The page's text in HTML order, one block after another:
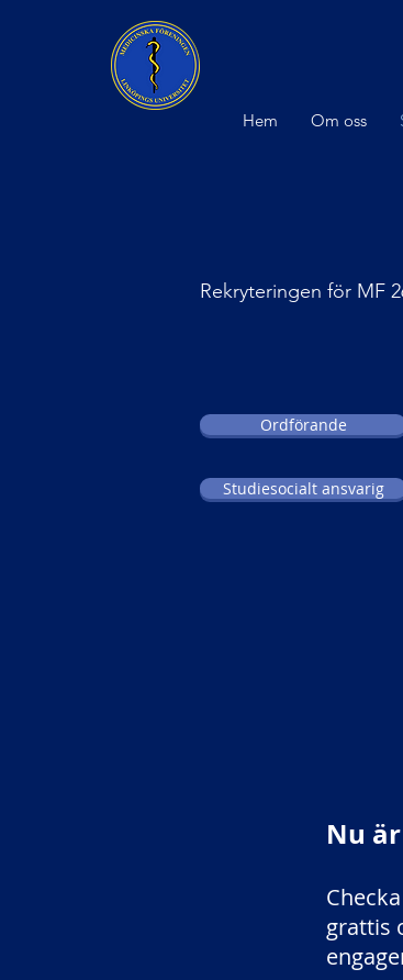
Hem Om oss
Rekryteringen för MF
Ordförande
Studiesocialt ansvarig
Nu
grattis